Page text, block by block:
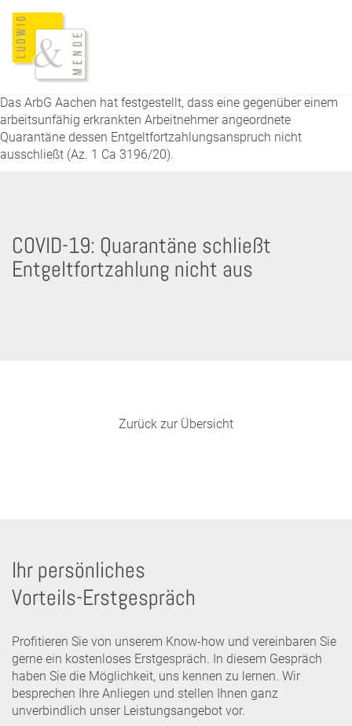
Das ArbG Aachen hat festgestellt, dass eine gegenüber einem
arbeitsunfähig erkrankten Arbeitnehmer angeordnete
Quarantäne dessen Entgeltfortzahlungsanspruch nicht
ausschließt (Az. 1 Ca 3196/20).
COVID-19: Quarantäne schließt
Entgeltfortzahlung nicht aus
Zurück zur Übersicht
Ihr persönliches
Vorteils-Erstgespräch
Profitieren Sie von unserem Know-how und vereinbaren Sie
gerne ein kostenloses Erstgespräch. In diesem Gespräch
haben Sie die Möglichkeit, uns kennen zu lernen. Wir
besprechen Ihre Anliegen und stellen Ihnen ganz
unverbindlich unser Leistungsangebot vor.